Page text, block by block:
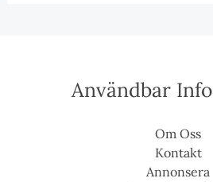
Användbar
Om Oss
Kontakt
Annonsera